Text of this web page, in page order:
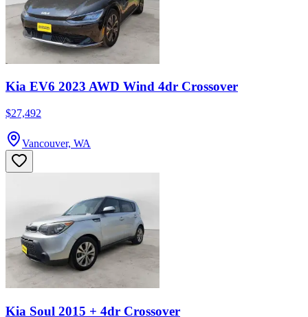
Kia EV6 2023 AWD Wind 4dr Crossover
$27,492
Vancouver, WA
Kia Soul 2015 + 4dr Crossover